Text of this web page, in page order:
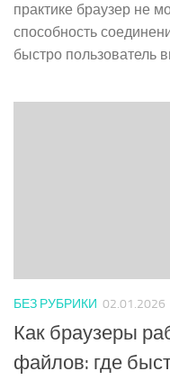
практике браузер не
способность
быстро пользователь
БЕЗ РУБРИКИ 02.01.2026
Как браузеры
файлов: где